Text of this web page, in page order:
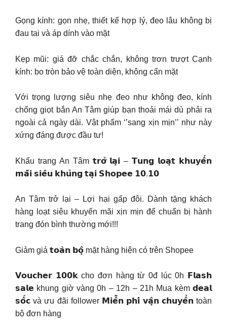
Gọng kính: gọn nhẹ, thiết kế hợp lý, đeo lâu không bị
đau tai và áp dính vào mặt
Kẹp mũi: giá đỡ chắc chắn, không trơn trượt Cạnh
kính: bo tròn bảo vệ toàn diện, không cấn mặt
Với trọng lượng siêu nhẹ đeo như không đeo, kính
chống giọt bắn An Tâm giúp bạn thoải mái dù phải ra
ngoài cả ngày dài. Vật phẩm ‘’sang xịn mịn’’ như này
xứng đáng được đầu tư!
Khẩu trang An Tâm 𝘁𝗿𝗼̛̉ 𝗹𝗮̣𝗶 – 𝗧𝘂𝗻𝗴 𝗹𝗼𝗮̣𝘁 𝗸𝗵𝘂𝘆𝗲̂́𝗻
𝗺𝗮̃𝗶 𝘀𝗶𝗲̂𝘂 𝗸𝗵𝘂̉𝗻𝗴 𝘁𝗮̣𝗶 𝗦𝗵𝗼𝗽𝗲𝗲 𝟭𝟬.𝟭𝟬
An Tâm trở lại – Lợi hại gấp đôi. Dành tặng khách
hàng loạt siêu khuyến mãi xịn mịn để chuẩn bị hành
trang đón bình thường mới!!!
Giảm giá 𝘁𝗼𝗮̀𝗻 𝗯𝗼̣̂ mặt hàng hiện có trên Shopee
𝗩𝗼𝘂𝗰𝗵𝗲𝗿 𝟭𝟬𝟬𝗸 cho đơn hàng từ 0đ lúc 0h 𝗙𝗹𝗮𝘀𝗵
𝘀𝗮𝗹𝗲 khung giờ vàng 0h – 12h – 21h Mua kèm 𝗱𝗲𝗮𝗹
𝘀𝗼̂́𝗰 và ưu đãi follower 𝗠𝗶𝗲̂̃𝗻 𝗽𝗵𝗶́ 𝘃𝗮̣̂𝗻 𝗰𝗵𝘂𝘆𝗲̂̉𝗻 toàn
bộ đơn hàng